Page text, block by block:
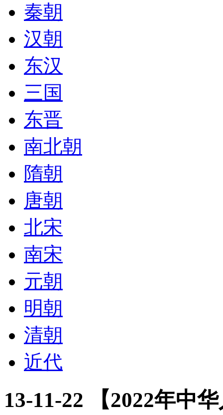
秦朝
汉朝
东汉
三国
东晋
南北朝
隋朝
唐朝
北宋
南宋
元朝
明朝
清朝
近代
13-11-22 【2022年中